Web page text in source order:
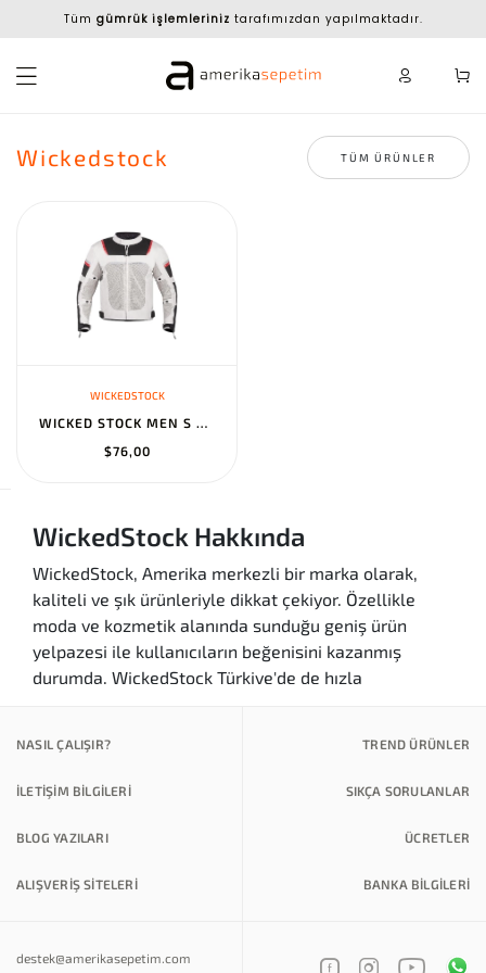
Tüm gümrük işlemleriniz tarafımızdan yapılmaktadır.
Wickedstock TÜM ÜRÜNLER
WICKEDSTOCK
WICKED STOCK MEN S MESH MOTORCYCLE JACKET CE LEVEL 2 ARMOR REFLEC...
$76,00
WickedStock Hakkında
WickedStock, Amerika merkezli bir marka olarak,
kaliteli ve şık ürünleriyle dikkat çekiyor. Özellikle
moda ve kozmetik alanında sunduğu geniş ürün
yelpazesi ile kullanıcıların beğenisini kazanmış
durumda. WickedStock Türkiye'de de hızla
buluyor.
WickedStock'un Özellikleri ve Avantajları
Kalite ve Şıklık:
WickedStock, her biri özenle
bir alışveriş deneyimi sunmaktadır. Moda ve
Geniş Ürün Yelpazesi:
Markanın sunduğu
NASIL ÇALIŞIR? TREND ÜRÜNLER
İLETİŞİM BİLGİLERİ SIKÇA SORULANLAR
BLOG YAZILARI ÜCRETLER
ALIŞVERİŞ SİTELERİ BANKA BILGILERI
destek@amerikasepetim.com